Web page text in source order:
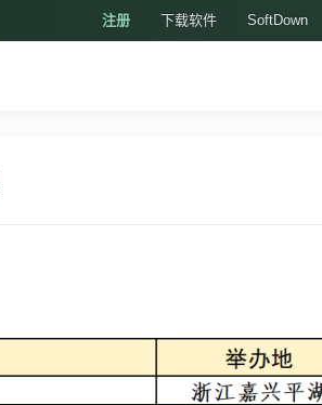
注册 下载软件 SoftDown